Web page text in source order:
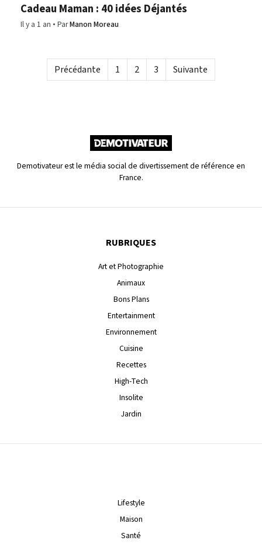
Cadeau Maman : 40 idées Déjantés
Il y a 1 an ParManon Moreau
Précédante 1 2 3 Suivante
Demotivateur est le média social de divertissement de référence en
France.
RUBRIQUES
Art et Photographie
Animaux
Bons Plans
Entertainment
Environnement
Cuisine
Recettes
High-Tech
Insolite
Jardin
Lifestyle
Maison
Santé